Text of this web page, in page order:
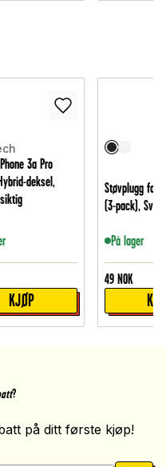
3a Pro
deksel,
KJØP
Støvplugg for
(3-pack), Svart
På lager
49 NOK
?
på ditt første kjøp!